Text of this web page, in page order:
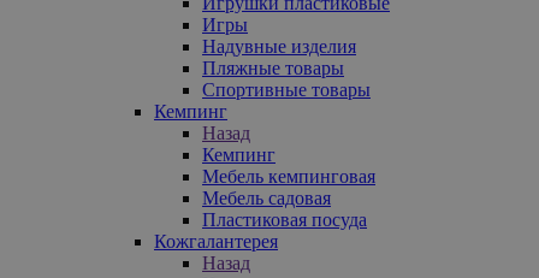
Игры
Надувные изделия
Пляжные товары
Спортивные товары
Кемпинг
Назад
Кемпинг
Мебель кемпинговая
Мебель садовая
Пластиковая посуда
Кожгалантерея
Назад